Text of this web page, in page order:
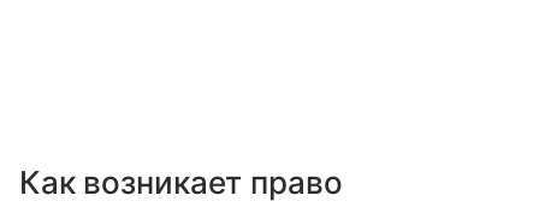
Как возникает право